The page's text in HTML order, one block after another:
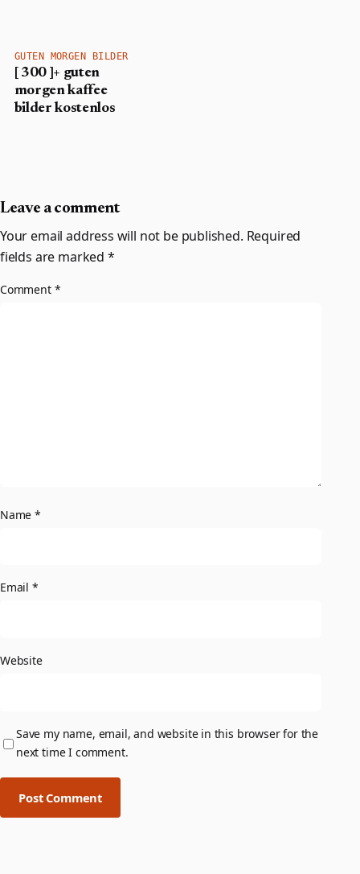
GUTEN MORGEN BILDER
[ 300 ]+ guten
morgen kaffee
bilder kostenlos
Leave a comment
Your email address will not be published. Required
fields are marked *
Comment *
Name*
Email *
Website
Save my name, email, and website in this browser for the
next time I comment.